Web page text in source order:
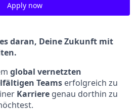
Apply now
daran, Deine Zukunft mit
global vernetzten
Teams erfolgreich zu
Karriere genau dorthin zu